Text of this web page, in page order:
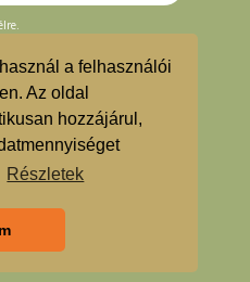
a felhasználói
Az oldal
hozzájárul,
Részletek
Közösség 2023.
útmutató